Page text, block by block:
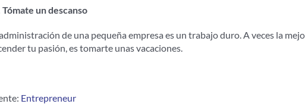
Tómate un descanso
de una pequeña empresa es un trabajo duro. A veces la
tu pasión, es tomarte unas vacaciones.
Entrepreneur